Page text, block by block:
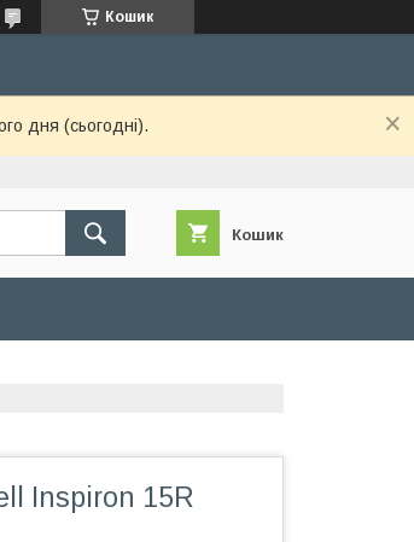
Кошик
дня (сьогодні).
Кошик
Inspiron 15R